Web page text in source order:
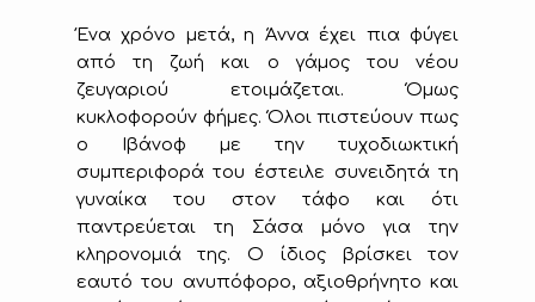
Ένα χρόνο μετά, η Άννα έχει πια φύγει
από τη ζωή και ο γάμος του νέου
ζευγαριού ετοιμάζεται. Όμως
κυκλοφορούν φήμες. Όλοι πιστεύουν πως
ο Ιβάνοφ με την τυχοδιωκτική
συμπεριφορά του έστειλε συνειδητά τη
γυναίκα του στον τάφο και ότι
παντρεύεται τη Σάσα μόνο για την
κληρονομιά της. Ο ίδιος βρίσκει τον
εαυτό του ανυπόφορο, αξιοθρήνητο και